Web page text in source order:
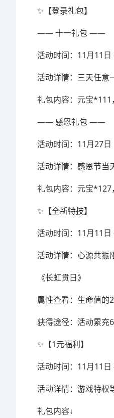
✨【登录礼包】
—— 十一礼包 ——
活动时间：11月11日
活动详情：三天任意
礼包内容：元宝*111
—— 感恩礼包 ——
活动时间：11月27日
活动详情：感恩节当
礼包内容：元宝*127
✨【全新特技】
活动时间：11月11日
活动详情：心源共振
《长虹贯日》
属性查看：生命值的
获得途径：活动累充
✨【1元福利】
活动时间：11月11日
活动详情：游戏特权
礼包内容↓